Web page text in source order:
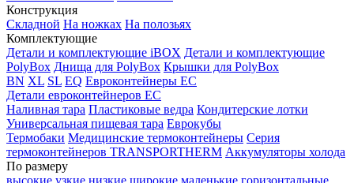
Конструкция
Складной На ножках На полозьях
Комплектующие
Детали и комплектующие iBOX Детали и комплектующие
PolyBox Днища для PolyBox Крышки для PolyBox
BN XL SL EQ Евроконтейнеры EC
Детали евроконтейнеров EC
Наливная тара Пластиковые ведра Кондитерские лотки
Универсальная пищевая тара Еврокубы
Термобаки Медицинские термоконтейнеры Серия
термоконтейнеров TRANSPORTHERM Аккумуляторы холода
По размеру
высокие узкие низкие широкие маленькие горизонтальные